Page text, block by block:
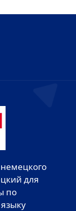
для
по